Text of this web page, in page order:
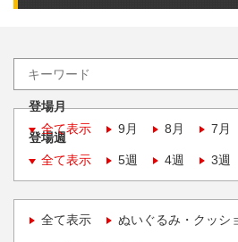
登場月
全て表示
9月 8月 7月
登場週
全て表示
5週 4週 3週
全て表示 ぬいぐるみ・クッシ